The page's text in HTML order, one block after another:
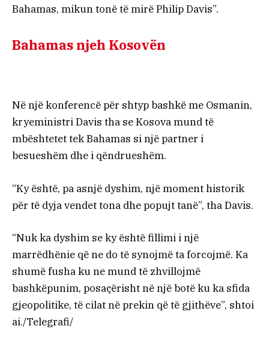
Bahamas, mikun tonë të mirë Philip Davis”.
Bahamas njeh Kosovën
Në një konferencë për shtyp bashkë me Osmanin,
kryeministri Davis tha se Kosova mund të
mbështetet tek Bahamas si një partner i
besueshëm dhe i qëndrueshëm.
“Ky është, pa asnjë dyshim, një moment historik
për të dyja vendet tona dhe popujt tanë”, tha Davis.
“Nuk ka dyshim se ky është fillimi i një
marrëdhënie që ne do të synojmë ta forcojmë. Ka
shumë fusha ku ne mund të zhvillojmë
bashkëpunim, posaçërisht në një botë ku ka sfida
gjeopolitike, të cilat në prekin që të gjithëve”, shtoi
ai./Telegrafi/